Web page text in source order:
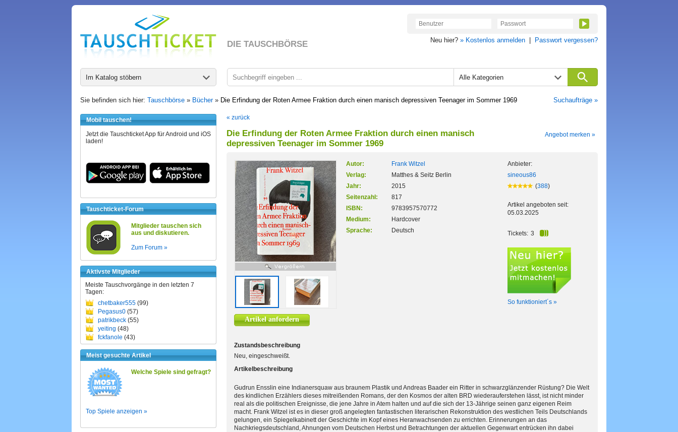
DIE TAUSCHBÖRSE Neu hier? » Kostenlos anmelden Passwort vergessen?
Im Katalog stöbern Alle Kategorien
Sie befinden sich hier: Tauschbörse » Bücher» Die Erfindung der Roten Armee Fraktion durch einen manisch depressiven Teenager im Sommer 1969 Suchaufträge »
Mobil tauschen!
Jetzt die Tauschticket App für Android und iOS
laden!
Tauschticket-Forum
Mitglieder tauschen sich
aus und diskutieren.
Zum Forum »
Aktivste Mitglieder
Meiste Tauschvorgänge in den letzten 7
Tagen:
chetbaker555 (99)
Pegasus0 (57)
patrikbeck (55)
yeiting (48)
fckfanole (43)
Meist gesuchte Artikel
Welche Spiele sind gefragt?
Top Spiele anzeigen »
« zurück
Die Erfindung der Roten Armee Fraktion durch einen manisch
depressiven Teenager im Sommer 1969
Angebot merken »
Artikel anfordern
Autor:
Frank Witzel
Verlag:
Matthes & Seitz Berlin
Jahr:
2015
Seitenzahl:
817
ISBN:
9783957570772
Medium:
Hardcover
Sprache:
Deutsch
Anbieter:
sineous86
(388)
Artikel angeboten seit:
05.03.2025
Tickets: 3
So funktioniert´s »
Zustandsbeschreibung
Neu, eingeschweißt.
Artikelbeschreibung
Gudrun Ensslin eine Indianersquaw aus braunem Plastik und Andreas Baader ein Ritter in schwarzglänzender Rüstung? Die Welt
des kindlichen Erzählers dieses mitreißenden Romans, der den Kosmos der alten BRD wiederauferstehen lässt, ist nicht minder
real als die politischen Ereignisse, die jene Jahre in Atem halten und auf die sich der 13-Jährige seinen ganz eigenen Reim
macht. Frank Witzel ist es in dieser groß angelegten fantastischen literarischen Rekonstruktion des westlichen Teils Deutschlands
gelungen, ein Spiegelkabinett der Geschichte im Kopf eines Heranwachsenden zu errichten. Erinnerungen an das
Nachkriegsdeutschland, Ahnungen vom Deutschen Herbst und Betrachtungen der aktuellen Gegenwart entrücken ihn dabei